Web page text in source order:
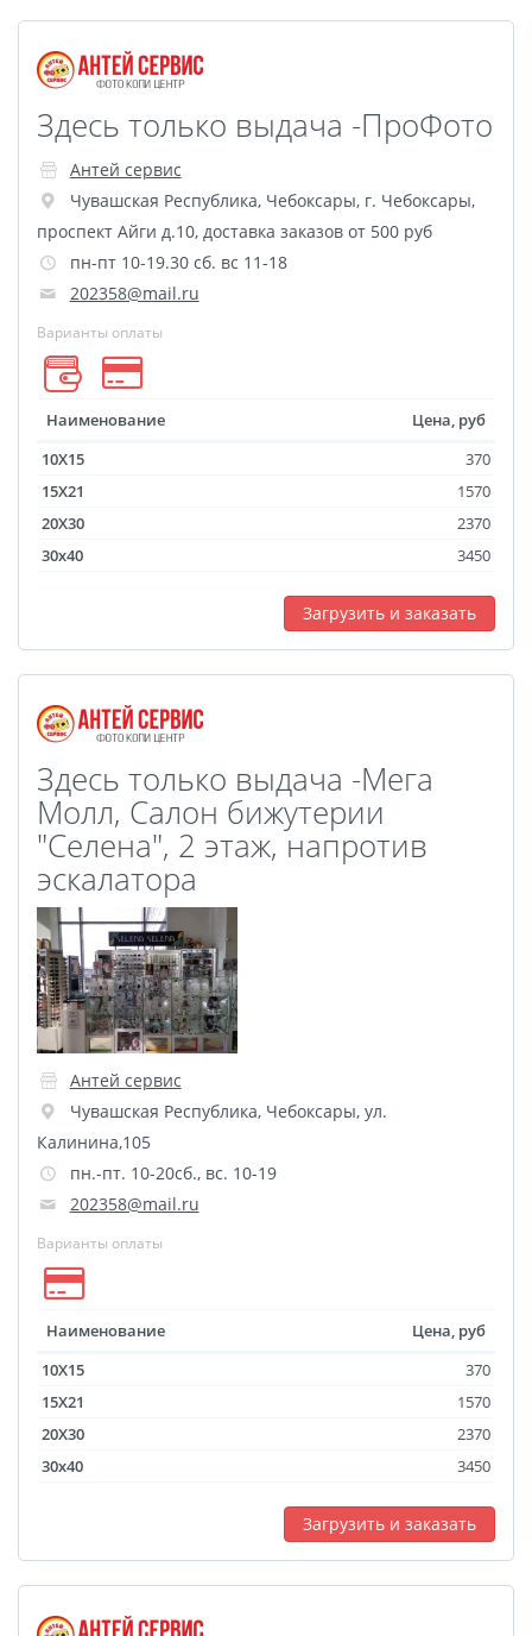
Полароид
Игрушки с фото
DTF-печать
Гирлянды с фото
Календарь магнитный
Термокружки
Термосы
Грамоты
Дипломы
Благодарности
Листовки
Флаеры
Сертификаты
Здесь только выдача -ПроФото
Антей сервис
Чувашская Республика, Чебоксары, г. Чебоксары,
проспект Айги д.10, доставка заказов от 500 руб
пн-пт 10-19.30 сб. вс 11-18
202358@mail.ru
Варианты оплаты
Наименование
Цена, руб
10X15
370
15X21
1570
20X30
2370
30x40
3450
Загрузить и заказать
Здесь только выдача -Мега
Молл, Салон бижутерии
"Селена", 2 этаж, напротив
эскалатора
Антей сервис
Чувашская Республика, Чебоксары, ул.
Калинина,105
пн.-пт. 10-20сб., вс. 10-19
202358@mail.ru
Варианты оплаты
Наименование
Цена, руб
10X15
370
15X21
1570
20X30
2370
30x40
3450
Загрузить и заказать